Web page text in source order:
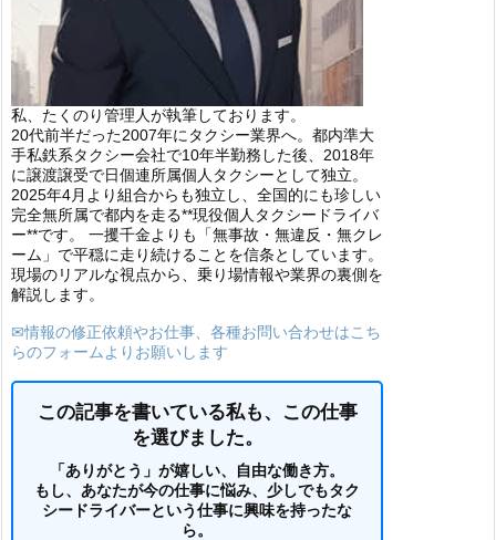
私、たくのり管理人が執筆しております。
20代前半だった2007年にタクシー業界へ。都内準大
手私鉄系タクシー会社で10年半勤務した後、2018年
に譲渡譲受で日個連所属個人タクシーとして独立。
2025年4月より組合からも独立し、全国的にも珍しい
完全無所属で都内を走る**現役個人タクシードライバ
ー**です。 一攫千金よりも「無事故・無違反・無クレ
ーム」で平穏に走り続けることを信条としています。
現場のリアルな視点から、乗り場情報や業界の裏側を
解説します。
✉情報の修正依頼やお仕事、各種お問い合わせはこち
らのフォームよりお願いします
この記事を書いている私も、この仕事
を選びました。
「ありがとう」が嬉しい、自由な働き方。
もし、あなたが今の仕事に悩み、少しでもタク
シードライバーという仕事に興味を持ったな
ら。